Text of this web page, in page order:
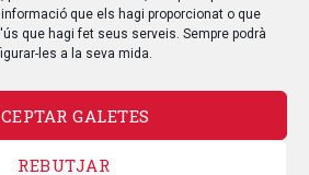
que els hagi proporcionat o que
que hagi fet seus serveis. Sempre podrà
les a la seva mida.
GALETES
REBUTJAR
DE PRIVACITAT